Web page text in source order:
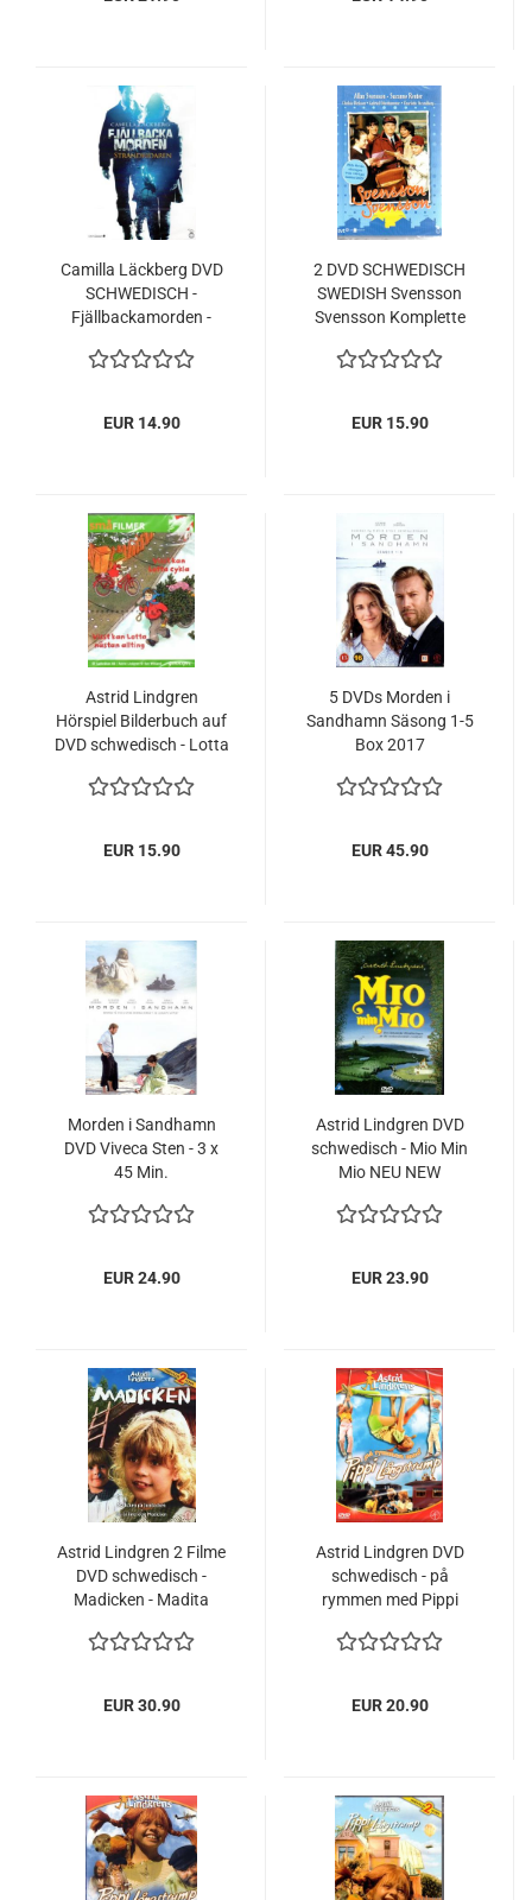
Camilla Läckberg DVD
SCHWEDISCH -
Fjällbackamorden -
EUR 14.90
2 DVD SCHWEDISCH
SWEDISH Svensson
Svensson Komplette
Season 1
EUR 15.90
Astrid Lindgren
Hörspiel Bilderbuch auf
DVD schwedisch - Lotta
Krachmacherstrasse
EUR 15.90
5 DVDs Morden i
Sandhamn Säsong 1-5
Box 2017
EUR 45.90
Morden i Sandhamn
DVD Viveca Sten - 3 x
45 Min.
EUR 24.90
Astrid Lindgren DVD
schwedisch - Mio Min
Mio NEU NEW
EUR 23.90
Astrid Lindgren 2 Filme
DVD schwedisch -
Madicken - Madita
EUR 30.90
Astrid Lindgren DVD
schwedisch - på
rymmen med Pippi
EUR 20.90